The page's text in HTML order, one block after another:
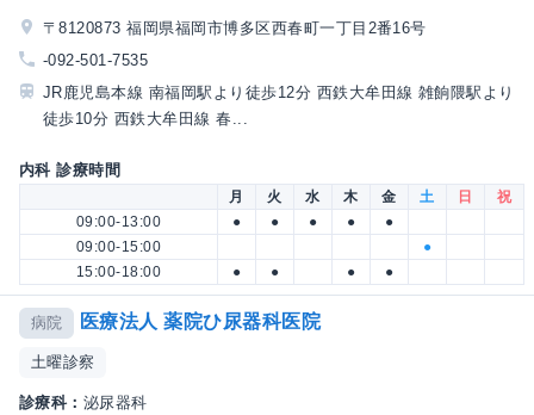
〒8120873 福岡県福岡市博多区西春町一丁目2番16号
-092-501-7535
JR鹿児島本線 南福岡駅より徒歩12分 西鉄大牟田線 雑餉隈駅より
徒歩10分 西鉄大牟田線 春...
内科 診療時間
月 火 水 木 金 土 日
祝
09:00-13:00
● ● ● ●
●
09:00-15:00
●
15:00-18:00
● ● ● ●
病院 医療法人 薬院ひ尿器科医院
土曜診察
診療科： 泌尿器科